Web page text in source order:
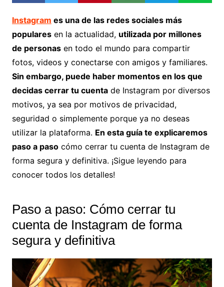
Instagram es una de las redes sociales más
popularesen la actualidad, utilizada por millones
de personasen todo el mundo para compartir
fotos, videos y conectarse con amigos y familiares.
Sin embargo, puede haber momentos en los que
decidas cerrar tu cuentade Instagram por diversos
motivos, ya sea por motivos de privacidad,
seguridad o simplemente porque ya no deseas
utilizar la plataforma. En esta guía te explicaremos
paso a pasocómo cerrar tu cuenta de Instagram de
forma segura y definitiva. ¡Sigue leyendo para
conocer todos los detalles!
Paso a paso: Cómo cerrar tu
cuenta de Instagram de forma
segura y definitiva